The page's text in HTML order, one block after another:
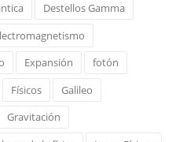
Destellos Gamma
Expansión
fotón
Físicos
Galileo
Gravitación